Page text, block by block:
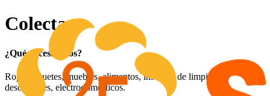
Colectas
¿Qué necesitamos?
Ropa, juguetes, muebles, alimentos, insumos de limpieza,
descartables, electrodomésticos.